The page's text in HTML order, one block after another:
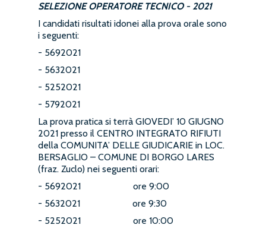
SELEZIONE OPERATORE TECNICO - 2021
I candidati risultati idonei alla prova orale sono
i seguenti:
- 5692021
- 5632021
- 5252021
- 5792021
La prova pratica si terrà GIOVEDI’ 10 GIUGNO
2021 presso il CENTRO INTEGRATO RIFIUTI
della COMUNITA’ DELLE GIUDICARIE in LOC.
BERSAGLIO – COMUNE DI BORGO LARES
(fraz. Zuclo) nei seguenti orari:
- 5692021 ore 9:00
- 5632021 ore 9:30
- 5252021 ore 10:00